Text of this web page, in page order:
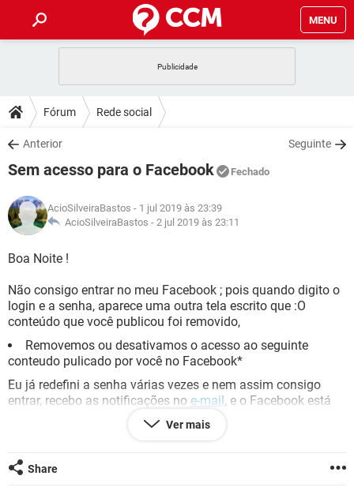
MENU
CELULAR
OUTLOOK
INSTAGRAM GMAIL
GUIA DE COMPRAS
DICAS
JOGOS
INSTAGRAM GMAIL
GUIA DE COMPRAS
DOWNLOADS
JOGOS WHATSAPP
CELULAR
OUTLOOK EXCEL
INSTAGRAM
JOGOS WHATSAPP
CELULAR
OUTLOOK
INSTAGRAM GMAIL
GUIA DE COMPRAS
GLOSSÁRIO
JOGOS
OUTLOOK EXCEL
INSTAGRAM
GUIA DE COMPRAS
Fórum Rede social
Anterior Seguinte
Sem acesso para o Facebook Fechado
AcioSilveiraBastos - 1 jul 2019 às 23:39
AcioSilveiraBastos - 2 jul 2019 às 23:11
Boa Noite !
Não consigo entrar no meu Facebook ; pois quando digito o
login e a senha, aparece uma outra tela escrito que :O
conteúdo que você publicou foi removido,
Removemos ou desativamos o acesso ao seguinte
conteudo pulicado por você no Facebook*
Eu já redefini a senha várias vezes e nem assim consigo
entrar, recebo as notificações no e-mail, e o Facebook está
ativo conforme relatos dos meu Amigos e Familiares,
Por gentileza como podemos resolver?
Aécio
Ver mais
Share